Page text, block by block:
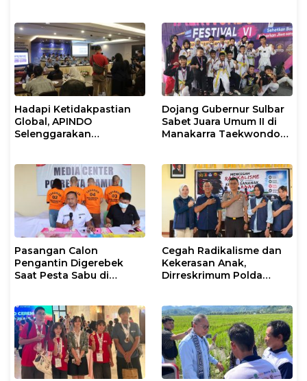
Hadapi Ketidakpastian
Global, APINDO
Selenggarakan
Ketahanan Ekonomi
Nasional
Dojang Gubernur Sulbar
Sabet Juara Umum II di
Manakarra Taekwondo
Pasangan Calon
Pengantin Digerebek
Saat Pesta Sabu di
Cegah Radikalisme dan
Kekerasan Anak,
Dirreskrimum Polda